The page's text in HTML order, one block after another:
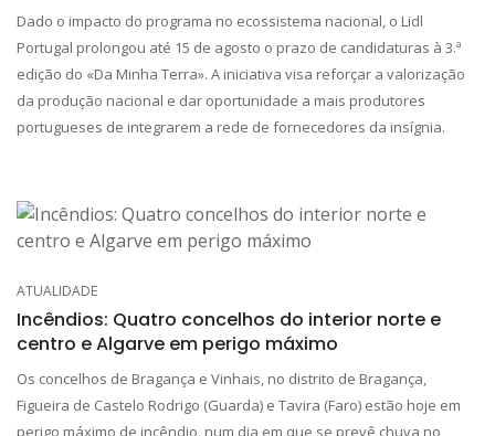
Dado o impacto do programa no ecossistema nacional, o Lidl
Portugal prolongou até 15 de agosto o prazo de candidaturas à 3.ª
edição do «Da Minha Terra». A iniciativa visa reforçar a valorização
da produção nacional e dar oportunidade a mais produtores
portugueses de integrarem a rede de fornecedores da insígnia.
ATUALIDADE
Incêndios: Quatro concelhos do interior norte e
centro e Algarve em perigo máximo
Os concelhos de Bragança e Vinhais, no distrito de Bragança,
Figueira de Castelo Rodrigo (Guarda) e Tavira (Faro) estão hoje em
perigo máximo de incêndio, num dia em que se prevê chuva no